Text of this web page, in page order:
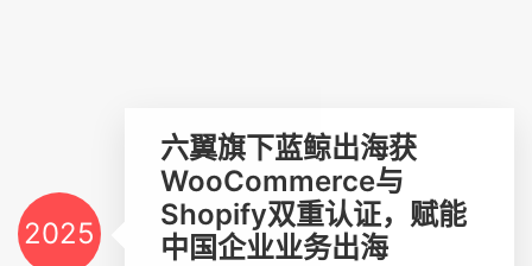
2025
六翼旗下蓝鲸出海获
WooCommerce与
Shopify双重认证，赋能
中国企业业务出海